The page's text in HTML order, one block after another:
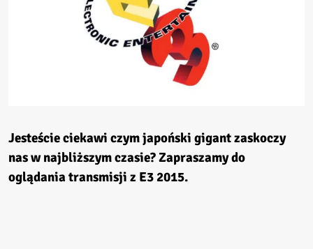
Jesteście ciekawi czym japoński gigant zaskoczy
nas w najbliższym czasie? Zapraszamy do
oglądania transmisji z E3 2015.